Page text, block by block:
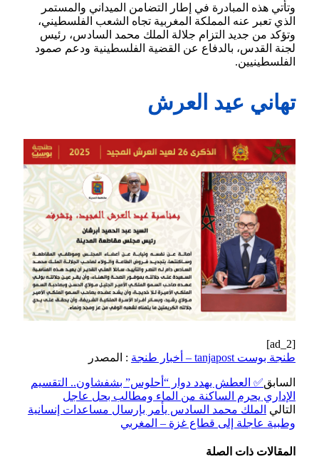
وتأتي هذه المبادرة في إطار التضامن الميداني والمستمر
الذي تعبر عنه المملكة المغربية تجاه الشعب الفلسطيني،
وتؤكد من جديد التزام جلالة الملك محمد السادس، رئيس
لجنة القدس، بالدفاع عن القضية الفلسطينية ودعم صمود
الفلسطينيين.
تهاني عيد العرش
[ad_2]
طنجة بوست tanjapost – أخبار طنجة
: المصدر
السابق✅ العطش يهدد دوار “أحلوس” بشفشاون.. التقسيم
الإداري يحرم الساكنة من الماء ومطالب بحل عاجل
التالي الملك محمد السادس يأمر بإرسال مساعدات إنسانية
وطبية عاجلة إلى قطاع غزة – المغربي
المقالات ذات الصلة